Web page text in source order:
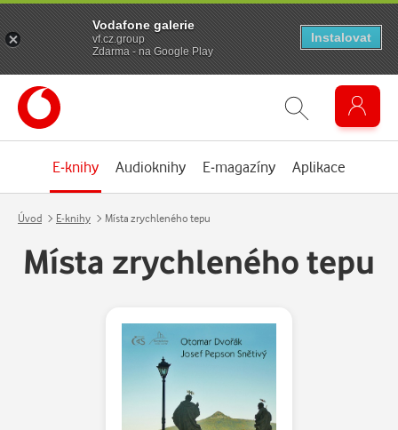
E-knihy Audioknihy E-magazíny Aplikace
Úvod E-knihy Místa zrychleného tepu
Místa zrychleného tepu
Vodafone galerie
vf.cz.group
Zdarma - na Google Play
Instalovat